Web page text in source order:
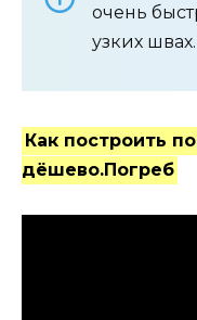
очень
узких швах.
Как построить
дёшево.Погреб